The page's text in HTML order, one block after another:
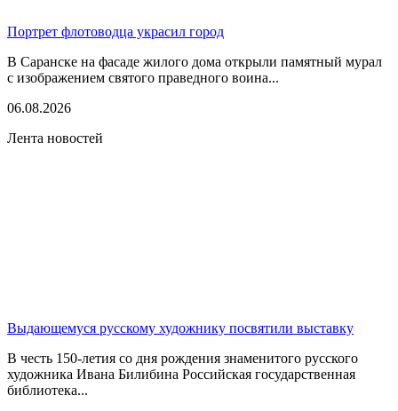
Портрет флотоводца украсил город
В Саранске на фасаде жилого дома открыли памятный мурал
с изображением святого праведного воина...
06.08.2026
Лента новостей
Выдающемуся русскому художнику посвятили выставку
В честь 150-летия со дня рождения знаменитого русского
художника Ивана Билибина Российская государственная
библиотека...